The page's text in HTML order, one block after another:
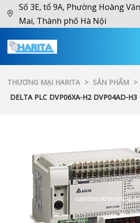
Số 3E, tổ 9A, Phường Hoàng
Mai, Thành phố Hà Nội
THƯƠNG MẠI HARITA > SẢN PHẨM >
DELTA PLC DVP06XA-H2 DVP04AD-H3